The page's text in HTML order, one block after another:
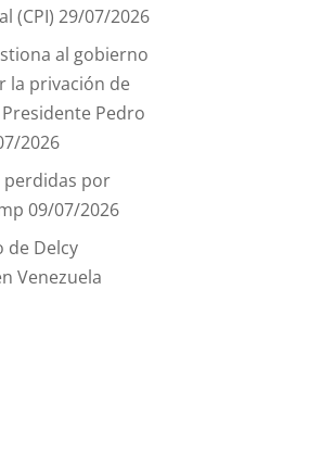
(CPI) 29/07/2026
al gobierno
la privación de
Pedro
2026
perdidas por
09/07/2026
de Delcy
Venezuela